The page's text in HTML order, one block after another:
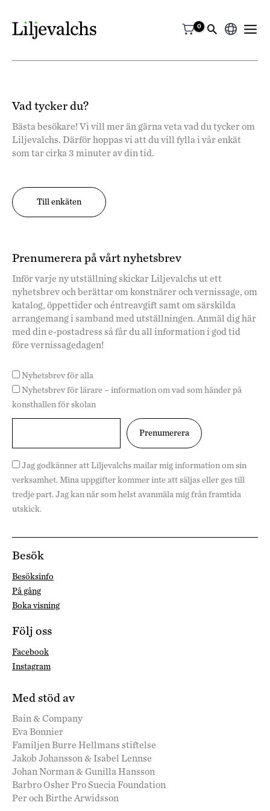
Välj
ett
Vad tycker du?
Bästa besökare! Vi vill mer än gärna veta vad du tycker om
Liljevalchs. Därför hoppas vi att du vill fylla i vår enkät
som tar cirka 3 minuter av din tid.
Till enkäten
Prenumerera på vårt nyhetsbrev
Inför varje ny utställning skickar Liljevalchs ut ett
nyhetsbrev och berättar om konstnärer och vernissage, om
katalog, öppettider och éntreavgift samt om särskilda
arrangemang i samband med utställningen. Anmäl dig här
med din e-postadress så får du all information i god tid
före vernissagedagen!
Nyhetsbrev för alla
Nyhetsbrev för lärare – information om vad som händer på
konsthallen för skolan
Jag godkänner att Liljevalchs mailar mig information om sin
verksamhet. Mina uppgifter kommer inte att säljas eller ges till
tredje part. Jag kan när som helst avanmäla mig från framtida
utskick.
Besök
Besöksinfo
På gång
Boka visning
Följ oss
Facebook
Instagram
Med stöd av
Bain & Company
Eva Bonnier
Familjen Burre Hellmans stiftelse
Jakob Johansson & Isabel Lennse
Johan Norman & Gunilla Hansson
Barbro Osher Pro Suecia Foundation
Per och Birthe Arwidsson